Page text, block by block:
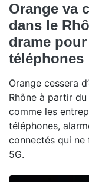
Orange va
dans le
drame
téléphones
Orange cessera
Rhône à partir
comme les
téléphones,
connectés qui ne
5G.